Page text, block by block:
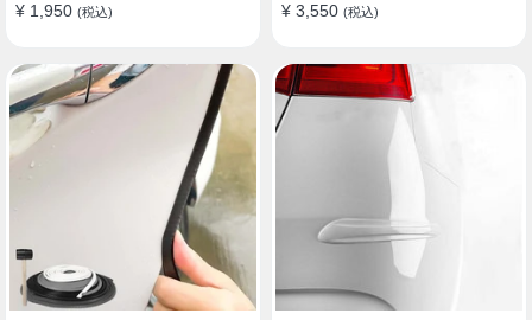
¥ 1,950 (税込) ¥ 3,550 (税込)